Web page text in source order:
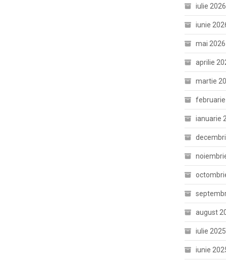
iulie 2026
iunie
mai 2026
aprilie
martie
ianuarie
august
iulie 2025
iunie